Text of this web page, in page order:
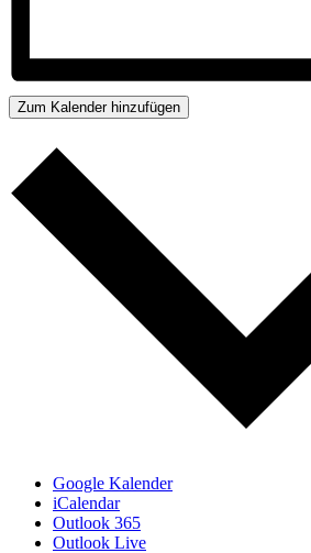
Zum Kalender hinzufügen
Google Kalender
iCalendar
Outlook 365
Outlook Live